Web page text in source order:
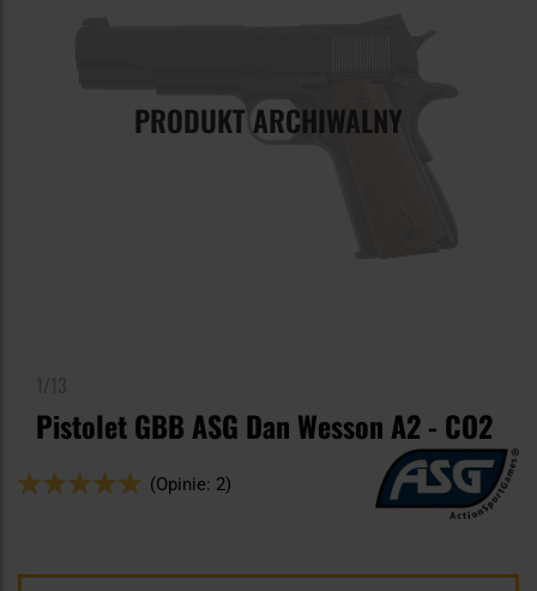
PRODUKT ARCHIWALNY
Pistolet GBB ASG Dan Wesson A2 - CO2
Ocena:
(Opinie: 2)